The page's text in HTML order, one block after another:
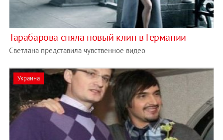
Тарабарова сняла новый клип в Германии
Светлана представила чувственное видео
Украина